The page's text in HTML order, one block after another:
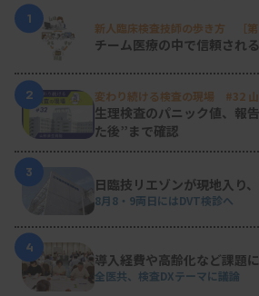
1
新人臨床検査技師の歩き方 ［第
チーム医療の中で信頼され
2 変わり続ける検査の現場 #32
生理検査のパニック値、報
た後”まで確認
3
日臨技リエゾンが現地入り
8月8・9両日にはDVT検診へ
4
導入経費や高齢化など課題に
全医共、検査DXテーマに議論